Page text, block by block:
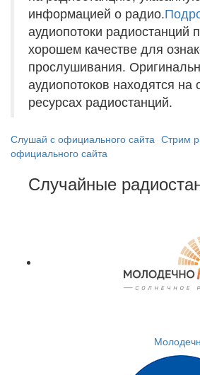
информацией о радио.
аудиопотоки радиостанций
хорошем качестве для
прослушивания.
аудиопотоков находятся
ресурсах радиостанций.
Слушай с официального сайта Стрим
официального сайта
Случайные